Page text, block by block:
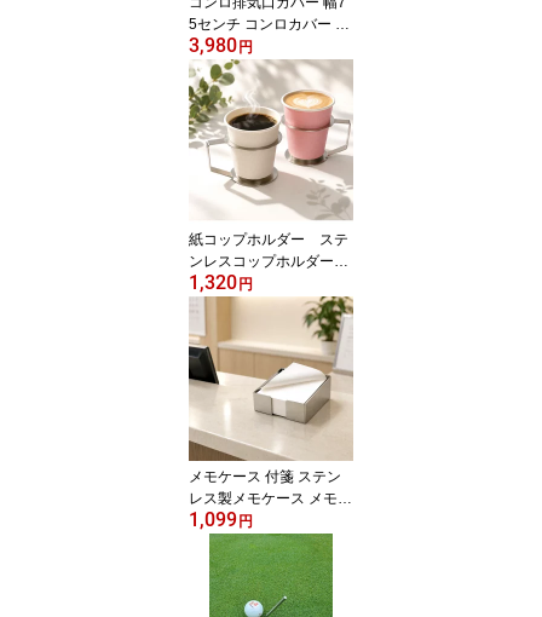
5センチ コンロカバー ビ
ルトインコンロ排気口カ
バー ノーリツ ハーマン
プラスドゥ リンナイ パ
ロマ工業 排気口カバー
グリル排気口カバー ビル
トインコンロ75センチ用
排気口カバー ステンレス
製ビルトインコンロ排気
口カバー 国内生産品 板
厚1ミリ
3,980 円
紙コップホルダー ステ
ンレスコップホルダー
【7オンス用 200ml相
当】 1個売り ペーパ
ーカップホルダー 持ち
やすいコップホルダー
倒れにくいコップホルダ
ー お誕生日会 パーティ
ー アウトドア キャン
プ ギフト プレゼント
1,320 円
メモケース 付箋 ステン
レス製メモケース メモコ
ンテナー メモケース 卓
上メモケース 電話メモケ
ース 事務用品 ビジネス
ホテル ホテル 備品 適用
メモ用紙サイズ 10セン
1,099 円